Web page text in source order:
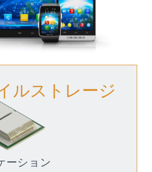
ルストレージ
ーション